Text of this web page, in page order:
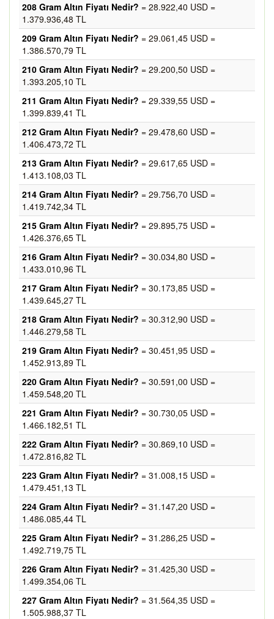
208 Gram Altın Fiyatı Nedir? = 28.922,40 USD =
1.379.936,48 TL
209 Gram Altın Fiyatı Nedir? = 29.061,45 USD =
1.386.570,79 TL
210 Gram Altın Fiyatı Nedir? = 29.200,50 USD =
1.393.205,10 TL
211 Gram Altın Fiyatı Nedir? = 29.339,55 USD =
1.399.839,41 TL
212 Gram Altın Fiyatı Nedir? = 29.478,60 USD =
1.406.473,72 TL
213 Gram Altın Fiyatı Nedir? = 29.617,65 USD =
1.413.108,03 TL
214 Gram Altın Fiyatı Nedir? = 29.756,70 USD =
1.419.742,34 TL
215 Gram Altın Fiyatı Nedir? = 29.895,75 USD =
1.426.376,65 TL
216 Gram Altın Fiyatı Nedir? = 30.034,80 USD =
1.433.010,96 TL
217 Gram Altın Fiyatı Nedir? = 30.173,85 USD =
1.439.645,27 TL
218 Gram Altın Fiyatı Nedir? = 30.312,90 USD =
1.446.279,58 TL
219 Gram Altın Fiyatı Nedir? = 30.451,95 USD =
1.452.913,89 TL
220 Gram Altın Fiyatı Nedir? = 30.591,00 USD =
1.459.548,20 TL
221 Gram Altın Fiyatı Nedir? = 30.730,05 USD =
1.466.182,51 TL
222 Gram Altın Fiyatı Nedir? = 30.869,10 USD =
1.472.816,82 TL
223 Gram Altın Fiyatı Nedir? = 31.008,15 USD =
1.479.451,13 TL
224 Gram Altın Fiyatı Nedir? = 31.147,20 USD =
1.486.085,44 TL
225 Gram Altın Fiyatı Nedir? = 31.286,25 USD =
1.492.719,75 TL
226 Gram Altın Fiyatı Nedir? = 31.425,30 USD =
1.499.354,06 TL
227 Gram Altın Fiyatı Nedir? = 31.564,35 USD =
1.505.988,37 TL